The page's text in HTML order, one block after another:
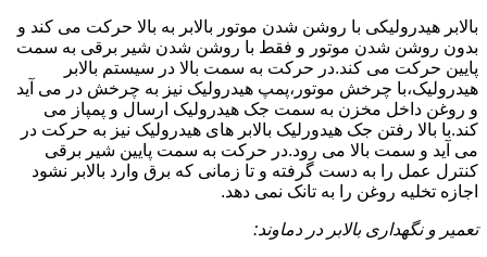
بالابر هیدرولیکی با روشن شدن موتور بالابر به بالا حرکت می کند و
بدون روشن شدن موتور و فقط با روشن شدن شیر برقی به سمت
پایین حرکت می کند.در حرکت به سمت بالا در سیستم بالابر
هیدرولیک،با چرخش موتور،پمپ هیدرولیک نیز به چرخش در می آید
و روغن داخل مخزن به سمت جک هیدرولیک ارسال و پمپاز می
کند.با بالا رفتن جک هیدورلیک بالابر های هیدرولیک نیز به حرکت در
می آید و سمت بالا می رود.در حرکت به سمت پایین شیر برقی
کنترل عمل را به دست گرفته و تا زمانی که برق وارد بالابر نشود
اجازه تخلیه روغن را به تانک نمی دهد.
تعمیر و نگهداری بالابر در دماوند: